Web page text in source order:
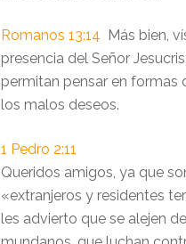
Romanos 13:14 Más bien,
presencia del Señor
permitan pensar en formas
los malos deseos.
1 Pedro 2:11
Queridos amigos, ya que
«extranjeros y residentes
les advierto que se alejen